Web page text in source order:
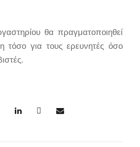
θα πραγματοποιηθεί
τόσο για τους ερευνητές όσο